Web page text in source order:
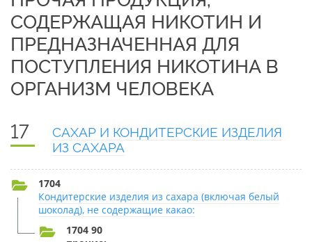
СОДЕРЖАЩАЯ НИКОТИН И
ПРЕДНАЗНАЧЕННАЯ ДЛЯ
ПОСТУПЛЕНИЯ НИКОТИНА В
ОРГАНИЗМ ЧЕЛОВЕКА
17
САХАР И КОНДИТЕРСКИЕ ИЗДЕЛИЯ
ИЗ САХАРА
1704
Кондитерские изделия из сахара (включая белый
шоколад), не содержащие какао:
1704 90